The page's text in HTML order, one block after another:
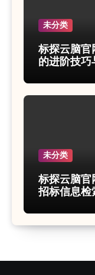
未分类
标探云脑官
的进阶技巧
未分类
标探云脑官
招标信息检